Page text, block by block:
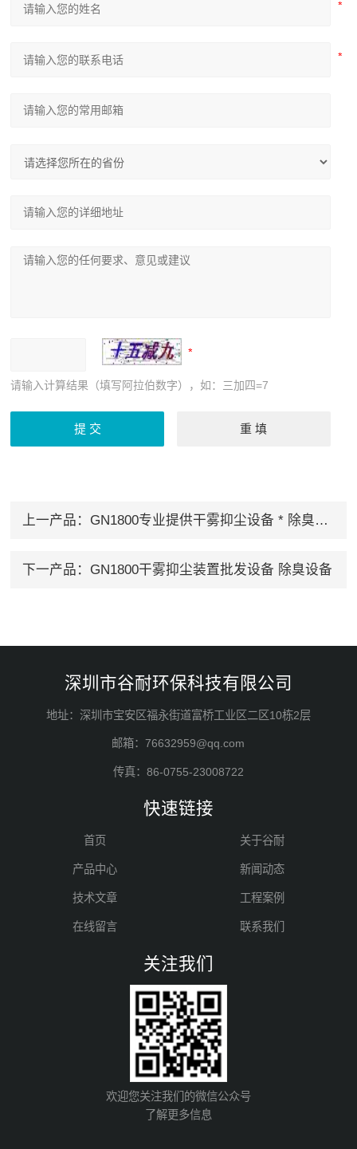
请输入计算结果（填写阿拉伯数字），如：三加四=7
上一产品： GN1800专业提供干雾抑尘设备 * 除臭设备
下一产品： GN1800干雾抑尘装置批发设备 除臭设备
深圳市谷耐环保科技有限公司
地址：深圳市宝安区福永街道富桥工业区二区10栋2层
邮箱：76632959@qq.com
传真：86-0755-23008722
快速链接
首页 关于谷耐
产品中心 新闻动态
技术文章 工程案例
在线留言 联系我们
关注我们
欢迎您关注我们的微信公众号
了解更多信息